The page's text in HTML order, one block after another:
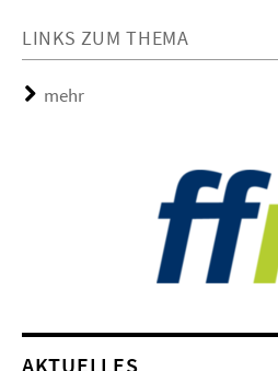
LINKS ZUM THEMA
mehr
AKTUELLES